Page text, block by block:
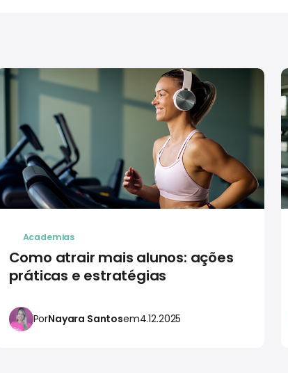
Academias
Como atrair mais alunos: ações
práticas e estratégias
PorNayara Santosem4.12.2025